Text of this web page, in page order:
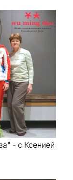
- с Ксенией